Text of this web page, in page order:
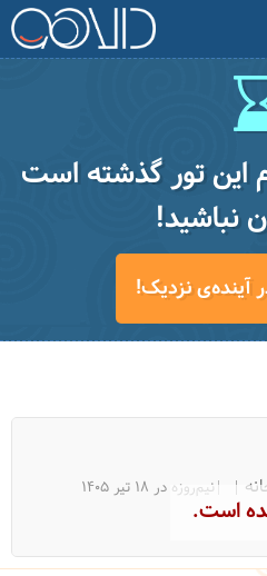
این تور گذشته است
نباشید!
آینده‌ی نزدیک!
|نیم‌روزه در 18 تیر 1405
است.